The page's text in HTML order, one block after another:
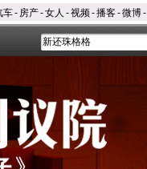
车- 房产-女人 -视频-播客-微博-